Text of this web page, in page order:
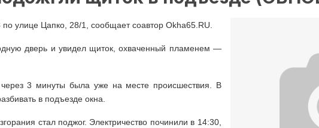
улице Цапко, 28/1, сообщает соавтор Okha65.RU.
дверь и увидел щиток, охваченный пламенем —
3 минуты была уже на месте происшествия. В
в подъезде окна.
стал поджог. Электричество починили в 14:30,